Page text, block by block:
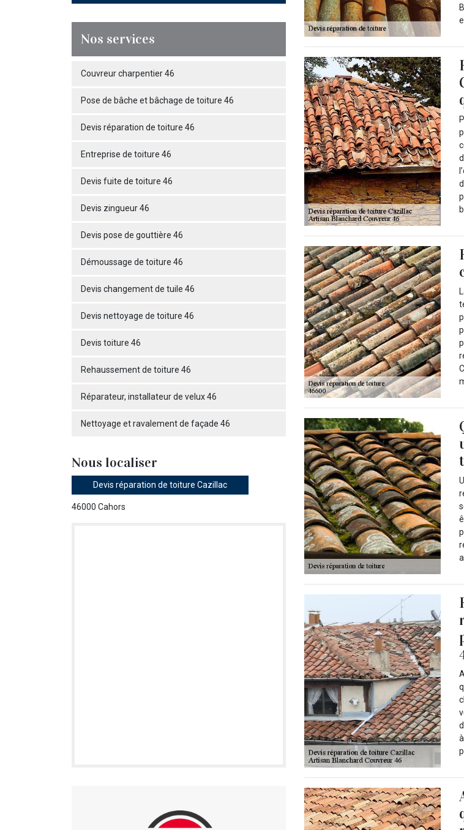
Nos services
Couvreur charpentier 46
Pose de bâche et bâchage de toiture 46
Devis réparation de toiture 46
Entreprise de toiture 46
Devis fuite de toiture 46
Devis zingueur 46
Devis pose de gouttière 46
Démoussage de toiture 46
Devis changement de tuile 46
Devis nettoyage de toiture 46
Devis toiture 46
Rehaussement de toiture 46
Réparateur, installateur de velux 46
Nettoyage et ravalement de façade 46
Nous localiser
Devis réparation de toiture Cazillac
46000 Cahors